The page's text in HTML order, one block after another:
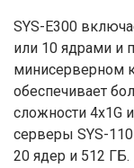
SYS-E300
или 10 ядрами и
минисерверном
обеспечивает
сложности 4x1G
серверы SYS-
20 ядер и 512